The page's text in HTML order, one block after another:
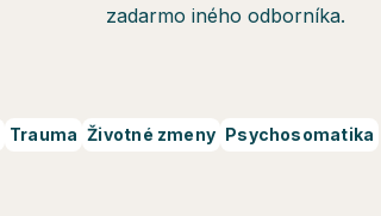
zadarmo iného odborníka.
Trauma Životné zmeny Psychosomatika